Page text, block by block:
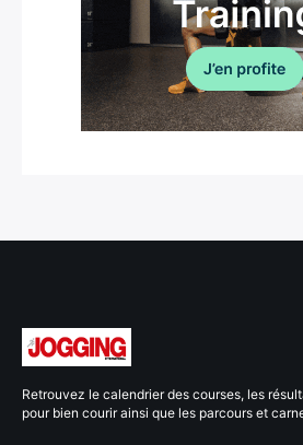
Retrouvez le calendrier des courses, les
pour bien courir ainsi que les parcours et